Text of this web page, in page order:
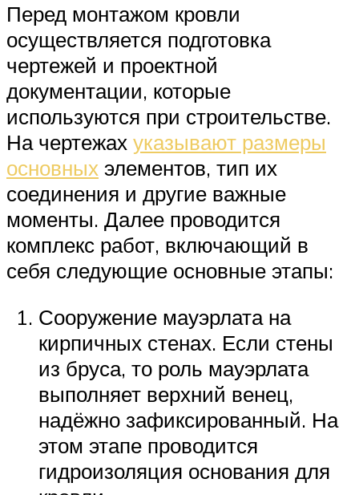
Перед монтажом кровли
осуществляется подготовка
чертежей и проектной
документации, которые
используются при строительстве.
На чертежах указывают размеры
основных элементов, тип их
соединения и другие важные
моменты. Далее проводится
комплекс работ, включающий в
себя следующие основные этапы:
Сооружение мауэрлата на
кирпичных стенах. Если стены
из бруса, то роль мауэрлата
выполняет верхний венец,
надёжно зафиксированный. На
этом этапе проводится
гидроизоляция основания для